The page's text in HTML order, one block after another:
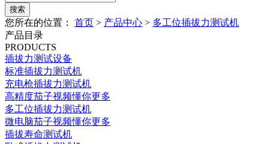
您所在的位置： 首页 > 产品中心 > 多工位插拔力测试机
产品目录
PRODUCTS
插拔力测试设备
标准插拔力测试机
充电枪插拔力测试机
高精度茄子视频懂你更多
多工位插拔力测试机
微电脑茄子视频懂你更多
插拔寿命测试机